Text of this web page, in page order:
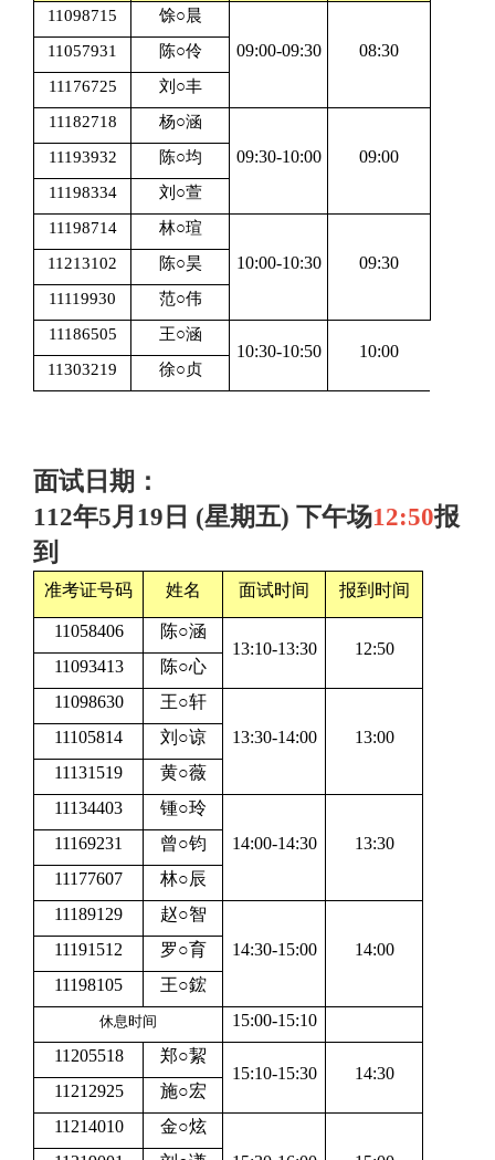
11098715 馀○晨
09:00-09:30 08:30
11057931
陈○伶
11176725
刘○丰
11182718
杨○涵
09:30-10:00 09:00
11193932
陈○均
11198334
刘○萱
11198714
林○瑄
10:00-10:30 09:30
11213102
陈○昊
11119930
范○伟
11186505
王○涵
10:30-10:50 10:00
11303219 徐○贞
面试日期：
112年5月19日 (星期五) 下午场12:50报
到
准考证号码 姓名 面试时间 报到时间
11058406
陈○涵
13:10-13:30
12:50
11093413
陈○心
11098630
王○轩
13:30-14:00
13:00
11105814
刘○谅
11131519
黄○薇
11134403
锺○玲
14:00-14:30
13:30
11169231
曾○钧
11177607
林○辰
11189129
赵○智
14:30-15:00
14:00
11191512
罗○育
11198105
王○鋐
休息时间
15:00-15:10
11205518
郑○絜
15:10-15:30
14:30
11212925
施○宏
11214010
金○炫